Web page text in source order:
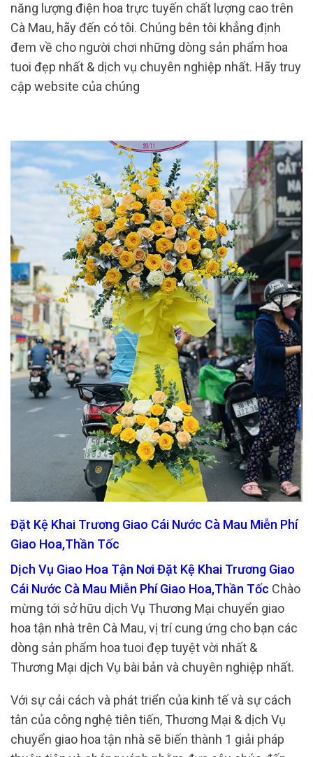
năng lượng điện hoa trực tuyến chất lượng cao trên
Cà Mau, hãy đến có tôi. Chúng bên tôi khẳng định
đem về cho người chơi những dòng sản phẩm hoa
tuoi đẹp nhất & dịch vụ chuyên nghiệp nhất. Hãy truy
cập website của chúng
Đặt Kệ Khai Trương Giao Cái Nước Cà Mau Miễn Phí
Giao Hoa,Thần Tốc
Dịch Vụ Giao Hoa Tận Nơi Đặt Kệ Khai Trương Giao
Cái Nước Cà Mau Miễn Phí Giao Hoa,Thần Tốc Chào
mừng tới sở hữu dịch Vụ Thương Mại chuyển giao
hoa tận nhà trên Cà Mau, vị trí cung ứng cho bạn các
dòng sản phẩm hoa tuoi đẹp tuyệt vời nhất &
Thương Mại dịch Vụ bài bản và chuyên nghiệp nhất.
Với sự cải cách và phát triển của kinh tế và sự cách
tân của công nghệ tiên tiến, Thương Mại & dịch Vụ
chuyển giao hoa tận nhà sẽ biến thành 1 giải pháp